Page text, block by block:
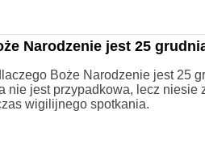
Narodzenie jest 25
Boże Narodzenie jest 25
nie jest przypadkowa, lecz niesie
wigilijnego spotkania.